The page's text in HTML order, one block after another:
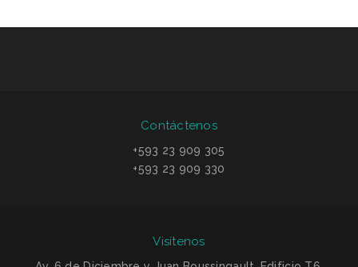
Contáctenos
+593 23 909 305
+593 23 909 330
Visítenos